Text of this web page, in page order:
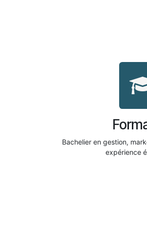
Bachelier en gestion,
expérience